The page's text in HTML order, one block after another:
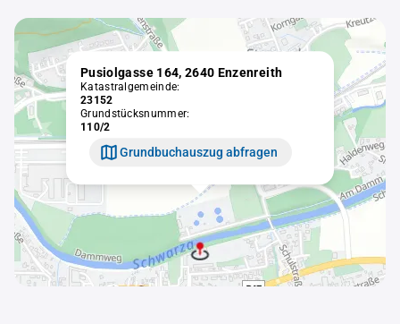
Pusiolgasse 164, 2640 Enzenreith
Katastralgemeinde:
23152
Grundstücksnummer:
110/2
Grundbuchauszug abfragen